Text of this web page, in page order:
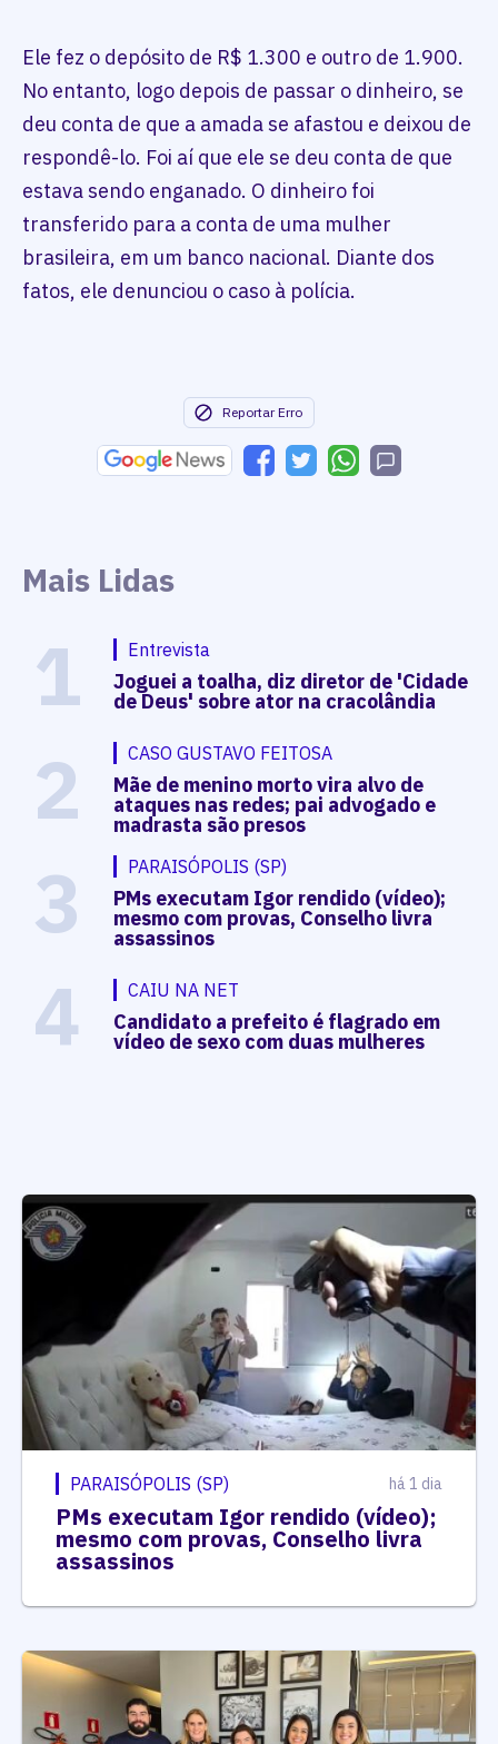
Ele fez o depósito de R$ 1.300 e outro de 1.900.
No entanto, logo depois de passar o dinheiro, se
deu conta de que a amada se afastou e deixou de
respondê-lo. Foi aí que ele se deu conta de que
estava sendo enganado. O dinheiro foi
transferido para a conta de uma mulher
brasileira, em um banco nacional. Diante dos
fatos, ele denunciou o caso à polícia.
Reportar Erro
Mais Lidas
1 Entrevista
Joguei a toalha, diz diretor de 'Cidade
de Deus' sobre ator na cracolândia
2 CASO GUSTAVO FEITOSA
Mãe de menino morto vira alvo de
ataques nas redes; pai advogado e
madrasta são presos
3 PARAISÓPOLIS (SP)
PMs executam Igor rendido (vídeo);
mesmo com provas, Conselho livra
assassinos
4 CAIU NA NET
Candidato a prefeito é flagrado em
vídeo de sexo com duas mulheres
PARAISÓPOLIS (SP) há 1 dia
PMs executam Igor rendido (vídeo);
mesmo com provas, Conselho livra
assassinos